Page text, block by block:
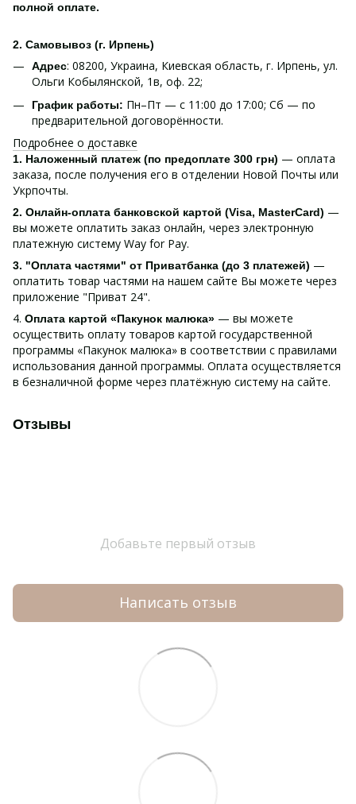
полной оплате.
2. Самовывоз (г. Ирпень)
Адрес: 08200, Украина, Киевская область, г. Ирпень, ул.
Ольги Кобылянской, 1в, оф. 22;
График работы: Пн–Пт — с 11:00 до 17:00; Сб — по
предварительной договорённости.
Подробнее о доставке
1. Наложенный платеж (по предоплате 300 грн) — оплата
заказа, после получения его в отделении Новой Почты или
Укрпочты.
2. Онлайн-оплата банковской картой (Visa, MasterCard) —
вы можете оплатить заказ онлайн, через электронную
платежную систему Way for Pay.
3. "Оплата частями" от Приватбанка (до 3 платежей) —
оплатить товар частями на нашем сайте Вы можете через
приложение "Приват 24".
4. Оплата картой «Пакунок малюка» — вы можете
осуществить оплату товаров картой государственной
программы «Пакунок малюка» в соответствии с правилами
использования данной программы. Оплата осуществляется
в безналичной форме через платёжную систему на сайте.
Отзывы
Добавьте первый отзыв
Написать отзыв